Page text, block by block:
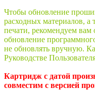
Чтобы обновление
расходных материалов, а
печати, рекомендуем вам
обновление
не обновлять вручную.
Руководстве
Картридж с датой
совместим с версией